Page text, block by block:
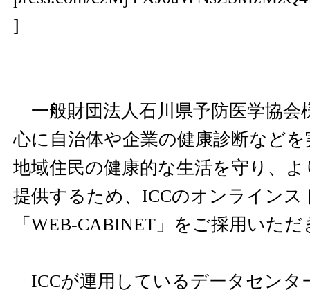
]
一般財団法人石川県予防医学協会
心に自治体や企業の健康診断など
地域住民の健康的な生活を守り、
提供するため、ICCのオンラインス
「WEB-CABINET」をご採用いた
ICCが運用しているデータセンタ